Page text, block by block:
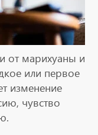
от марихуаны и
или первое
изменение
чувство